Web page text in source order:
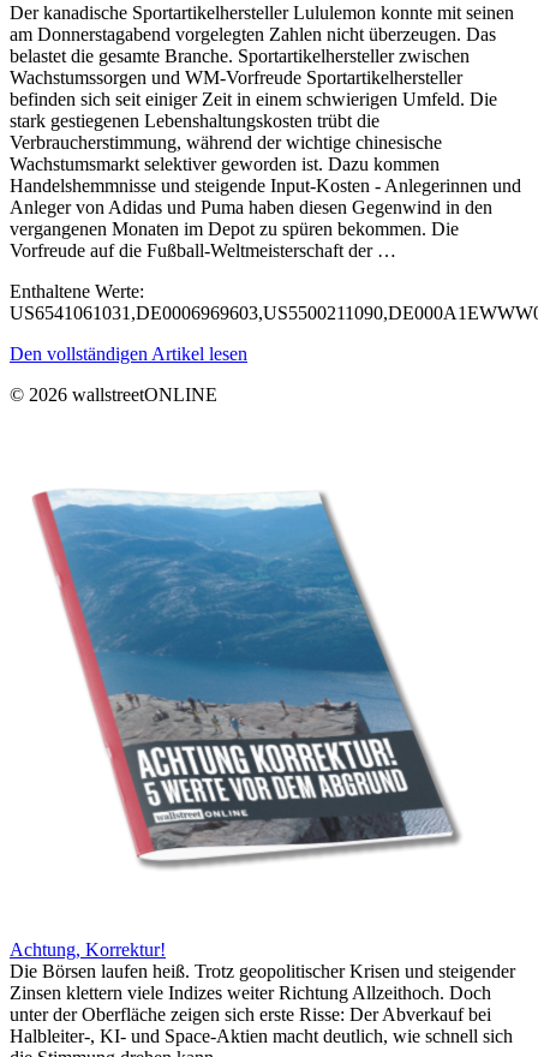
Der kanadische Sportartikelhersteller Lululemon konnte mit seinen
am Donnerstagabend vorgelegten Zahlen nicht überzeugen. Das
belastet die gesamte Branche. Sportartikelhersteller zwischen
Wachstumssorgen und WM-Vorfreude Sportartikelhersteller
befinden sich seit einiger Zeit in einem schwierigen Umfeld. Die
stark gestiegenen Lebenshaltungskosten trübt die
Verbraucherstimmung, während der wichtige chinesische
Wachstumsmarkt selektiver geworden ist. Dazu kommen
Handelshemmnisse und steigende Input-Kosten - Anlegerinnen und
Anleger von Adidas und Puma haben diesen Gegenwind in den
vergangenen Monaten im Depot zu spüren bekommen. Die
Vorfreude auf die Fußball-Weltmeisterschaft der …
Enthaltene Werte:
Den vollständigen Artikel lesen
© 2026 wallstreetONLINE
Achtung, Korrektur!
Die Börsen laufen heiß. Trotz geopolitischer Krisen und steigender
Zinsen klettern viele Indizes weiter Richtung Allzeithoch. Doch
unter der Oberfläche zeigen sich erste Risse: Der Abverkauf bei
Halbleiter-, KI- und Space-Aktien macht deutlich, wie schnell sich